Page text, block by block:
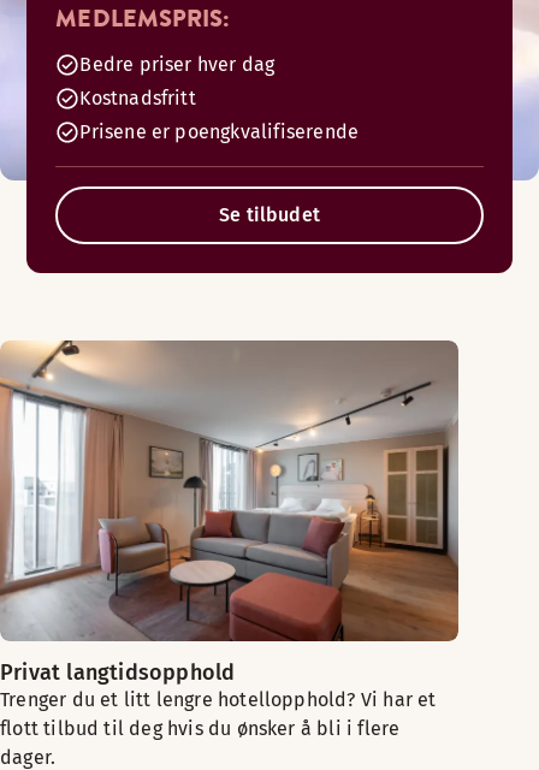
MEDLEMSPRIS:
Bedre priser hver dag
Kostnadsfritt
Prisene er poengkvalifiserende
Se tilbudet
Privat langtidsopphold
Trenger du et litt lengre hotellopphold? Vi har et
flott tilbud til deg hvis du ønsker å bli i flere
dager.